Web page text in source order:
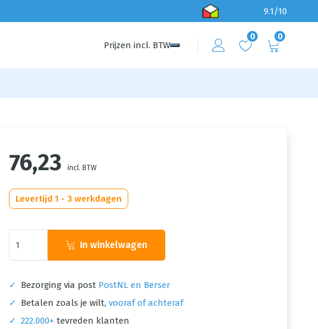
9.1/10
Prijzen incl. BTW
0 0
76,23 incl. BTW
Levertijd 1 - 3 werkdagen
In winkelwagen
✓ Bezorging via post PostNL en Berser
✓
Betalen zoals je wilt, vooraf of achteraf
✓ 222.000+ tevreden klanten